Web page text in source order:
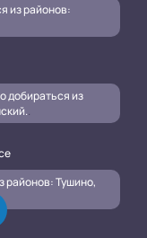
из районов:
добираться из
.
районов: Тушино,